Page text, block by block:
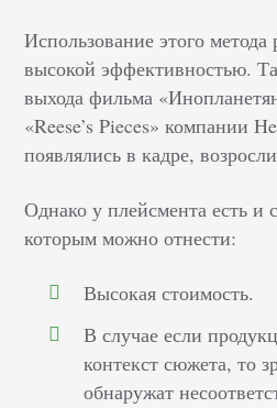
Использование этого
высокой эффективностью.
выхода фильма
«Reese’s Pieces» компании
появлялись в кадре,
Однако у плейсмента есть и
которым можно отнести:
Высокая стоимость.
В случае если
контекст сюжета, то
обнаружат